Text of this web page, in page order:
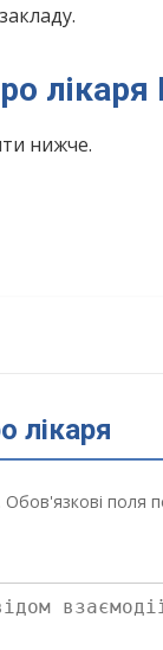
нижче.
лікаря
поля